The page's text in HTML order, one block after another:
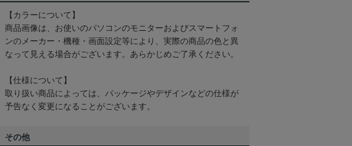
【カラーについて】
商品画像は、お使いのパソコンのモニターおよびスマートフォ
ンのメーカー・機種・画面設定等により、実際の商品の色と異
なって見える場合がございます。あらかじめご了承ください。
【仕様について】
取り扱い商品によっては、パッケージやデザインなどの仕様が
予告なく変更になることがございます。
その他